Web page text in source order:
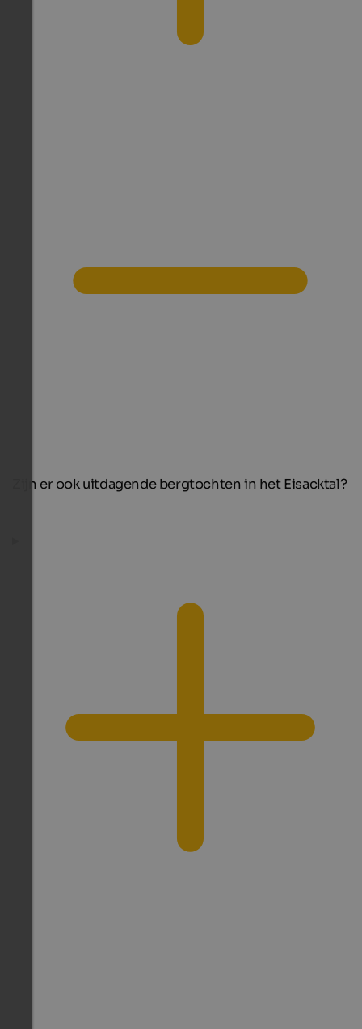
Zijn er ook uitdagende bergtochten in het Eisacktal?